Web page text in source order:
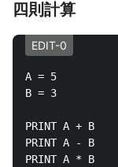
四則計算
EDIT-0
A = 5
B = 3
PRINT A + B
PRINT A - B
PRINT A * B